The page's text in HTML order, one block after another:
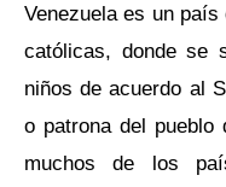
Venezuela es un
católicas, donde se
niños de acuerdo al
o patrona del pueblo
muchos de los